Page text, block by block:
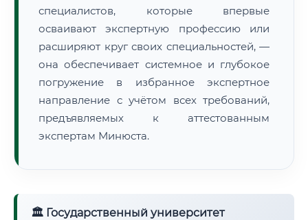
специалистов, которые впервые
осваивают экспертную профессию или
расширяют круг своих специальностей, —
она обеспечивает системное и глубокое
погружение в избранное экспертное
направление с учётом всех требований,
предъявляемых к аттестованным
экспертам Минюста.
🏛 Государственный университет